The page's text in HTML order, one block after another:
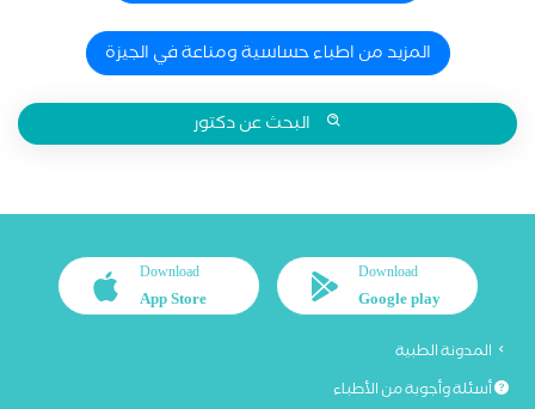
المزيد من اطباء حساسية ومناعة في الجيزة
البحث عن دكتور
Download
Google play
Download
App Store
المدونة الطبية
أسئلة وأجوبة من الأطباء